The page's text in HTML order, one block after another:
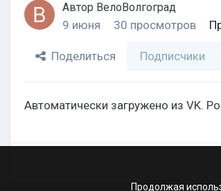
Автор ВелоВолгоград
9 июня 30 просмотров
Поделиться Подписчики
Автоматически загружено из VK.
Продолжая